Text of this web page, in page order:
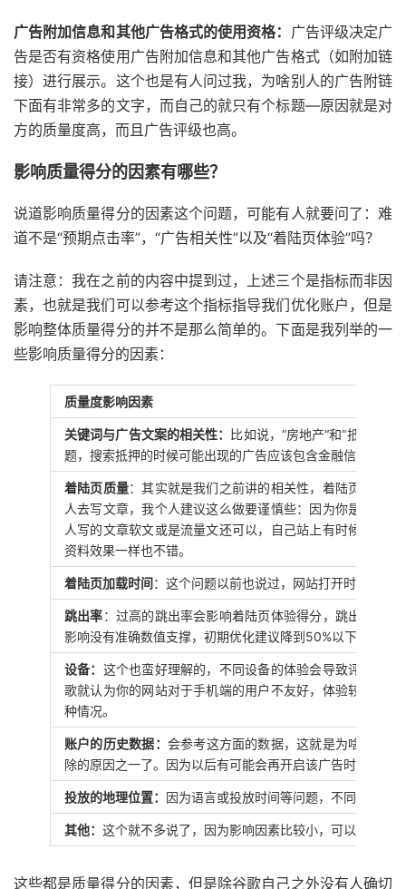
广告附加信息和其他广告格式的使用资格： 广告评级决定广
告是否有资格使用广告附加信息和其他广告格式（如附加链
接）进行展示。这个也是有人问过我，为啥别人的广告附链
下面有非常多的文字，而自己的就只有个标题—原因就是对
方的质量度高，而且广告评级也高。
影响质量得分的因素有哪些？
说道影响质量得分的因素这个问题，可能有人就要问了：难
道不是“预期点击率”，“广告相关性”以及“着陆页体验”吗？
请注意：我在之前的内容中提到过，上述三个是指标而非因
素，也就是我们可以参考这个指标指导我们优化账户，但是
影响整体质量得分的并不是那么简单的。下面是我列举的一
些影响质量得分的因素：
质量度影响因素
关键词与广告文案的相关性：
比如说，“房地产“和“抵押”，
题，搜索抵押的时候可能出现的广告应该包含金融信息的文
着陆页质量：其实就是我们之前讲的相关性，着陆页与关
人去写文章，我个人建议这么做要谨慎些：因为你是企业
人写的文章软文或是流量文还可以，自己站上有时候没必
资料效果一样也不错。
着陆页加载时间 ：这个问题以前也说过，网站打开时间过长
跳出率：过高的跳出率会影响着陆页体验得分，跳出率高
影响没有准确数值支撑，初期优化建议降到50%以下。
设备： 这个也蛮好理解的，不同设备的体验会导致评分有
歌就认为你的网站对于手机端的用户不友好，体验较差，
种情况。
账户的历史数据： 会参考这方面的数据，这就是为啥我以
除的原因之一了。因为以后有可能会再开启该广告时，有一
投放的地理位置： 因为语言或投放时间等问题，不同地域的
其他： 这个就不多说了，因为影响因素比较小，可以忽略不计
这些都是质量得分的因素，但是除谷歌自己之外没有人确切